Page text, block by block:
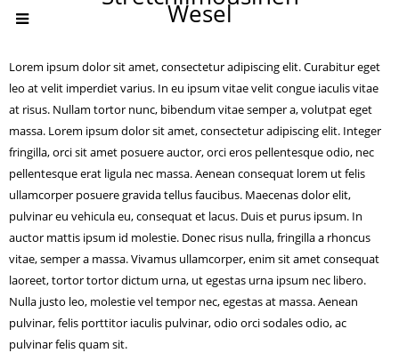
Wesel
Lorem ipsum dolor sit amet, consectetur adipiscing elit. Curabitur eget
leo at velit imperdiet varius. In eu ipsum vitae velit congue iaculis vitae
at risus. Nullam tortor nunc, bibendum vitae semper a, volutpat eget
massa. Lorem ipsum dolor sit amet, consectetur adipiscing elit. Integer
fringilla, orci sit amet posuere auctor, orci eros pellentesque odio, nec
pellentesque erat ligula nec massa. Aenean consequat lorem ut felis
ullamcorper posuere gravida tellus faucibus. Maecenas dolor elit,
pulvinar eu vehicula eu, consequat et lacus. Duis et purus ipsum. In
auctor mattis ipsum id molestie. Donec risus nulla, fringilla a rhoncus
vitae, semper a massa. Vivamus ullamcorper, enim sit amet consequat
laoreet, tortor tortor dictum urna, ut egestas urna ipsum nec libero.
Nulla justo leo, molestie vel tempor nec, egestas at massa. Aenean
pulvinar, felis porttitor iaculis pulvinar, odio orci sodales odio, ac
pulvinar felis quam sit.